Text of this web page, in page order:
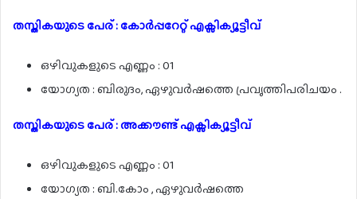
തസ്തികയുടെ പേര് : കോർപ്പറേറ്റ് എക്സിക്യൂട്ടീവ്
ഒഴിവുകളുടെ എണ്ണം : 01
യോഗ്യത : ബിരുദം, ഏഴുവർഷത്തെ പ്രവൃത്തിപരിചയം .
തസ്തികയുടെ പേര് : അക്കൗണ്ട് എക്സിക്യൂട്ടീവ്
ഒഴിവുകളുടെ എണ്ണം : 01
യോഗ്യത : ബി.കോം , ഏഴുവർഷത്തെ